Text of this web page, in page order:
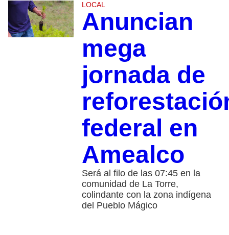
LOCAL
Anuncian
mega
jornada de
federal en
Amealco
Será al filo de las 07:45 en la
comunidad de La Torre,
colindante con la zona indígena
del Pueblo Mágico